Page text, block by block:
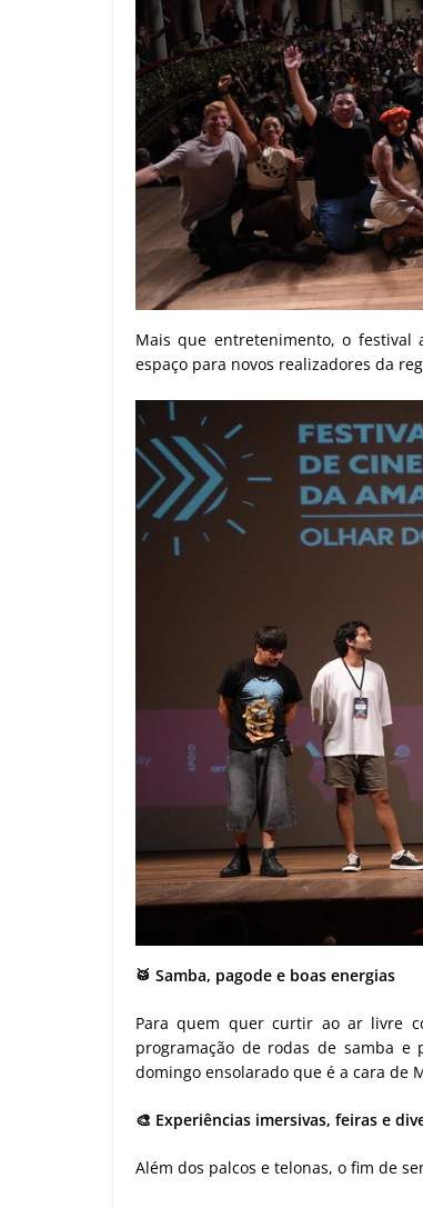
Mais que entretenimento, o festival
espaço para novos realizadores da
🥁 Samba, pagode e boas energias
Para quem quer curtir ao ar livre
programação de rodas de samba e
domingo ensolarado que é a cara de
🎨 Experiências imersivas, feiras e
Além dos palcos e telonas, o fim de